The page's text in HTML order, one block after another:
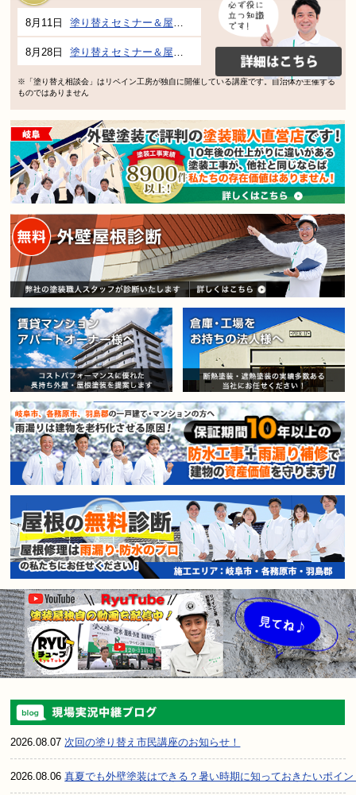
8月11日 塗り替えセミナー＆屋根、外壁の塗り替え市民講座 inぎふメディアコスモス
8月28日 塗り替えセミナー＆屋根、外壁の塗り替え市民講座 inぎふメディアコスモス
※「塗り替え相談会」はリペイン工房が独自に開催している講座です。自治体が主催する
ものではありません
賃貸マンション・アパートオー
2026.08.07次回の塗り替え市民講座のお知らせ！
2026.08.06真夏でも外壁塗装はできる？暑い時期に知っておきたいポイン